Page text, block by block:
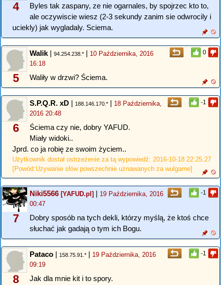
4
Byles tak zaspany, ze nie ogarnales, by spojrzec kto to,
ale oczywiscie wiesz (2-3 sekundy zanim sie odwrocily i
uciekly) jak wygladaly. Sciema.
0
5
Walik | 94.254.238.* | 10 Października, 2016
16:18
Waliły w drzwi? Ściema.
-1
6
S.P.Q.R. xD | 188.146.170.* | 18 Października,
2016 20:48
Ściema czy nie, dobry YAFUD.
Miały widoki..
Jprd. co ja robię ze swoim życiem..
Użytkownik dostał ostrzeżenie za tą wypowiedź: 2016-10-18 22:25:27
[Powód:Używanie słów powszechnie uznawanych za wulgarne]
-1
7
Niki5566 [YAFUD.pl] | 19 Października, 2016
00:47
Dobry sposób na tych dekli, którzy myślą, że ktoś chce
słuchać jak gadają o tym ich Bogu.
-1
8
Pataco | 158.75.91.* | 19 Października, 2016
09:19
Jak dla mnie kit i to spory.